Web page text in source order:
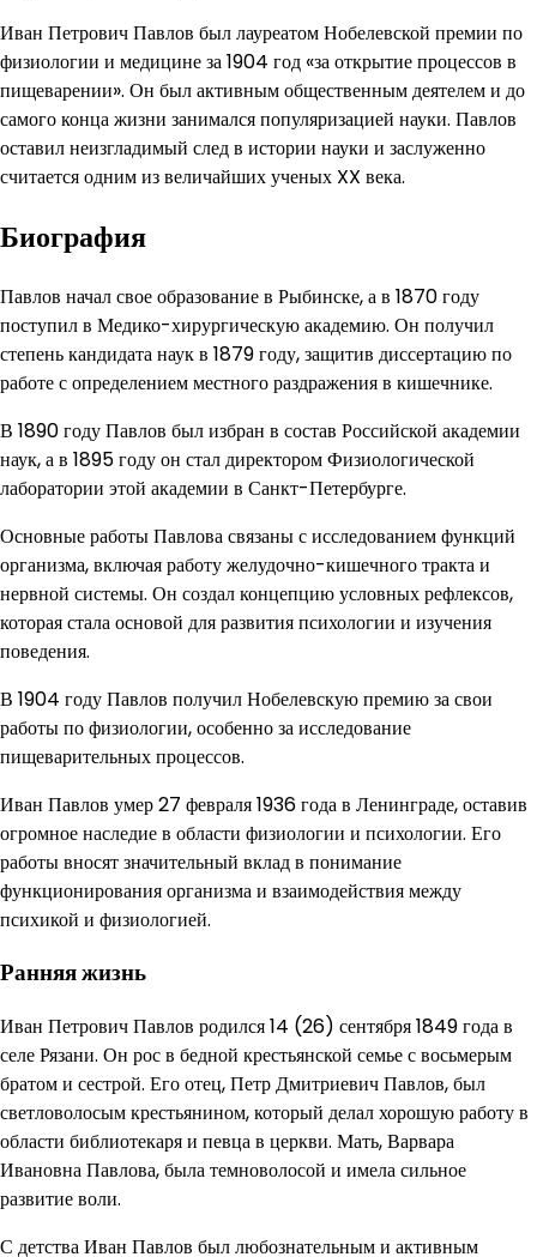
Иван Петрович Павлов был лауреатом Нобелевской премии по
физиологии и медицине за 1904 год «за открытие процессов в
пищеварении». Он был активным общественным деятелем и до
самого конца жизни занимался популяризацией науки. Павлов
оставил неизгладимый след в истории науки и заслуженно
считается одним из величайших ученых XX века.
Биография
Павлов начал свое образование в Рыбинске, а в 1870 году
поступил в Медико-хирургическую академию. Он получил
степень кандидата наук в 1879 году, защитив диссертацию по
работе с определением местного раздражения в кишечнике.
В 1890 году Павлов был избран в состав Российской академии
наук, а в 1895 году он стал директором Физиологической
лаборатории этой академии в Санкт-Петербурге.
Основные работы Павлова связаны с исследованием функций
организма, включая работу желудочно-кишечного тракта и
нервной системы. Он создал концепцию условных рефлексов,
которая стала основой для развития психологии и изучения
поведения.
В 1904 году Павлов получил Нобелевскую премию за свои
работы по физиологии, особенно за исследование
пищеварительных процессов.
Иван Павлов умер 27 февраля 1936 года в Ленинграде, оставив
огромное наследие в области физиологии и психологии. Его
работы вносят значительный вклад в понимание
функционирования организма и взаимодействия между
психикой и физиологией.
Ранняя жизнь
Иван Петрович Павлов родился 14 (26) сентября 1849 года в
селе Рязани. Он рос в бедной крестьянской семье с восьмерым
братом и сестрой. Его отец, Петр Дмитриевич Павлов, был
светловолосым крестьянином, который делал хорошую работу в
области библиотекаря и певца в церкви. Мать, Варвара
Ивановна Павлова, была темноволосой и имела сильное
развитие воли.
С детства Иван Павлов был любознательным и активным